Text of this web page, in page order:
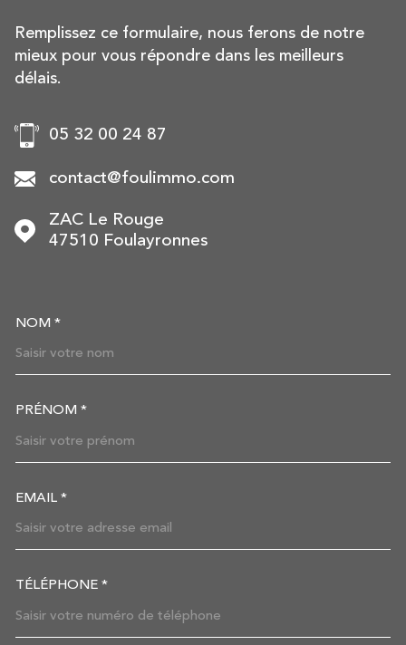
Remplissez ce formulaire, nous ferons de notre
mieux pour vous répondre dans les meilleurs
délais.
05 32 00 24 87
contact@foulimmo.com
ZAC Le Rouge
47510
Foulayronnes
NOM *
PRÉNOM *
EMAIL *
TÉLÉPHONE *